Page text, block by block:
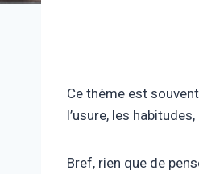
Ce thème est
l’usure, les
Bref, rien que de